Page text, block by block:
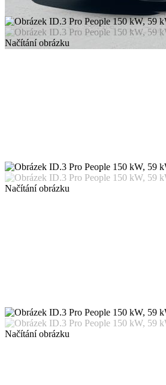
Načítání obrázku
Načítání obrázku
Načítání obrázku